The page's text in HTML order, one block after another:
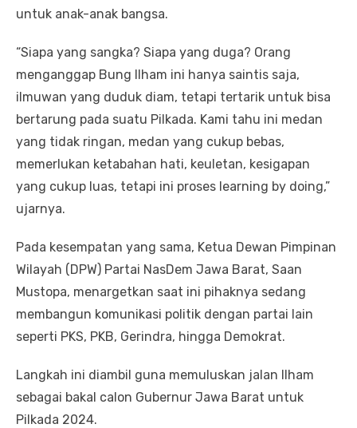
untuk anak-anak bangsa.
“Siapa yang sangka? Siapa yang duga? Orang
menganggap Bung Ilham ini hanya saintis saja,
ilmuwan yang duduk diam, tetapi tertarik untuk bisa
bertarung pada suatu Pilkada. Kami tahu ini medan
yang tidak ringan, medan yang cukup bebas,
memerlukan ketabahan hati, keuletan, kesigapan
yang cukup luas, tetapi ini proses learning by doing,”
ujarnya.
Pada kesempatan yang sama, Ketua Dewan Pimpinan
Wilayah (DPW) Partai NasDem Jawa Barat, Saan
Mustopa, menargetkan saat ini pihaknya sedang
membangun komunikasi politik dengan partai lain
seperti PKS, PKB, Gerindra, hingga Demokrat.
Langkah ini diambil guna memuluskan jalan Ilham
sebagai bakal calon Gubernur Jawa Barat untuk
Pilkada 2024.